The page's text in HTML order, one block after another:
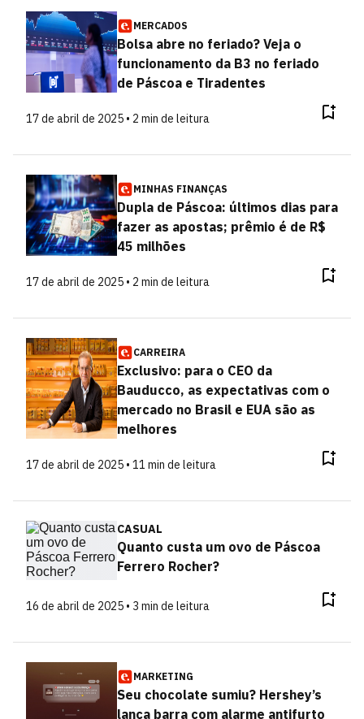
MERCADOS
Bolsa abre no feriado? Veja o
funcionamento da B3 no feriado
de Páscoa e Tiradentes
17 de abril de 2025 • 2 min de leitura
MINHAS FINANÇAS
Dupla de Páscoa: últimos dias para
fazer as apostas; prêmio é de R$
45 milhões
17 de abril de 2025 • 2 min de leitura
CARREIRA
Exclusivo: para o CEO da
Bauducco, as expectativas com o
mercado no Brasil e EUA são as
melhores
17 de abril de 2025 • 11 min de leitura
CASUAL
Quanto custa um ovo de Páscoa
Ferrero Rocher?
16 de abril de 2025 • 3 min de leitura
MARKETING
Seu chocolate sumiu? Hershey’s
lança barra com alarme antifurto